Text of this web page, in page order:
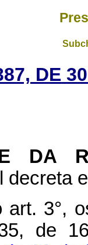
DE
DA
decreta
art. 3°,
de